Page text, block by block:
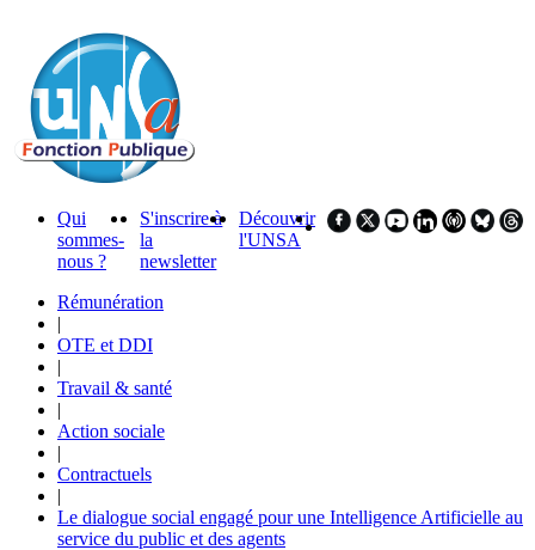
Qui
sommes-
nous ?
S'inscrire à
la
newsletter
Découvrir
l'UNSA
Rémunération
|
OTE et DDI
|
Travail & santé
|
Action sociale
|
Contractuels
|
Le dialogue social engagé pour une Intelligence Artificielle au
service du public et des agents